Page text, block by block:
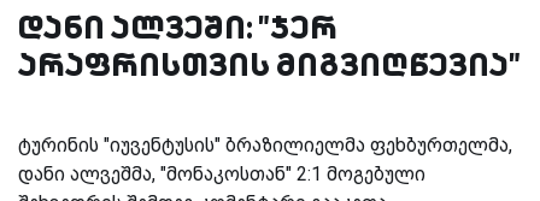
დანი ალვეში: "ჯერ
არაფრისთვის მიგვიღწევია"
ტურინის "იუვენტუსის" ბრაზილიელმა ფეხბურთელმა,
დანი ალვეშმა, "მონაკოსთან" 2:1 მოგებული